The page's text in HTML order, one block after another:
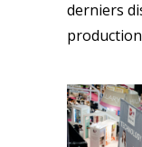
derniers